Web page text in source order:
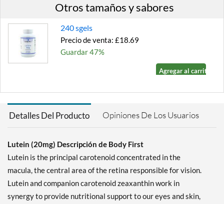
Otros tamaños y sabores
240 sgels
Precio de venta: £18.69
Guardar 47%
Agregar al carrito »
Detalles Del Producto Opiniones De Los Usuarios
Lutein (20mg) Descripción de Body First
Lutein is the principal carotenoid concentrated in the
macula, the central area of the retina responsible for vision.
Lutein and companion carotenoid zeaxanthin work in
synergy to provide nutritional support to our eyes and skin,